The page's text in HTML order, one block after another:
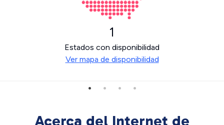
1
Estados con disponibilidad
Ver mapa de disponibilidad
Acerca del Internet de